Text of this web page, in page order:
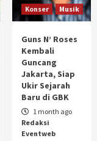
Usung
Yogyakarta
Konser
Musik
Guns N’ Roses
Kembali
Guncang
Jakarta, Siap
Ukir Sejarah
Baru di GBK
1 month ago
Redaksi
Eventweb